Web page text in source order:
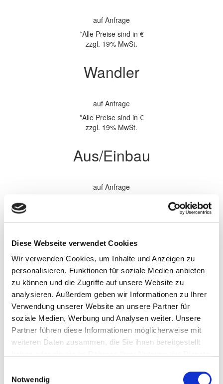
Diese Webseite verwendet Cookies
Wir verwenden Cookies, um Inhalte und Anzeigen zu
personalisieren, Funktionen für soziale Medien anbieten
zu können und die Zugriffe auf unsere Website zu
analysieren. Außerdem geben wir Informationen zu Ihrer
Verwendung unserer Website an unsere Partner für
soziale Medien, Werbung und Analysen weiter. Unsere
Partner führen diese Informationen möglicherweise mit
weiteren Daten zusammen, die Sie ihnen bereitgestellt
Notwendig
auf Anfrage
*Alle Preise sind in €
zzgl. 19% MwSt.
Wandler
auf Anfrage
*Alle Preise sind in €
zzgl. 19% MwSt.
Aus/Einbau
auf Anfrage
Komplette Überholung aller Softparts (Verschleißteile) im
Getriebe. Elektronische Komponenten, sowie Antriebsteile werden
bei Bedarf gewechselt und nach Absprache separat berechnet.
Wandler werden nach Bedarf zu den aufgeführten Preisen
überholt.
Persönliche Informationen
Vorname
Name
Firma/Unternehmen